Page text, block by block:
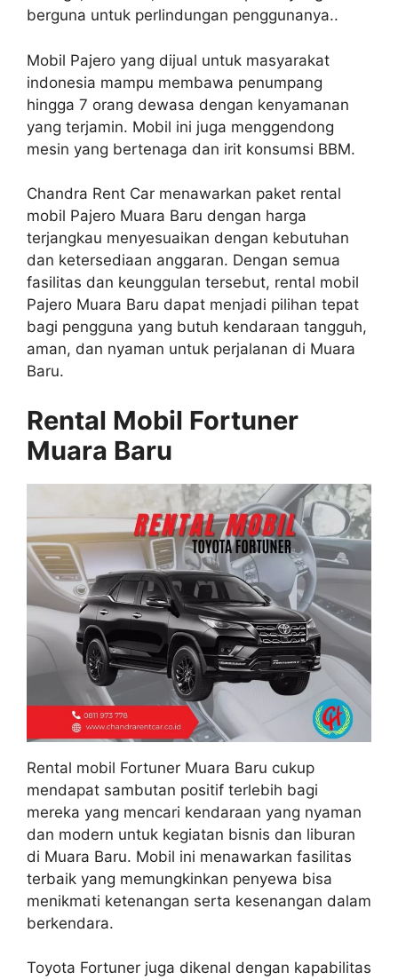
berguna untuk perlindungan penggunanya..
Mobil Pajero yang dijual untuk masyarakat
indonesia mampu membawa penumpang
hingga 7 orang dewasa dengan kenyamanan
yang terjamin. Mobil ini juga menggendong
mesin yang bertenaga dan irit konsumsi BBM.
Chandra Rent Car menawarkan paket rental
mobil Pajero Muara Baru dengan harga
terjangkau menyesuaikan dengan kebutuhan
dan ketersediaan anggaran. Dengan semua
fasilitas dan keunggulan tersebut, rental mobil
Pajero Muara Baru dapat menjadi pilihan tepat
bagi pengguna yang butuh kendaraan tangguh,
aman, dan nyaman untuk perjalanan di Muara
Baru.
Rental Mobil Fortuner
Muara Baru
Rental mobil Fortuner Muara Baru cukup
mendapat sambutan positif terlebih bagi
mereka yang mencari kendaraan yang nyaman
dan modern untuk kegiatan bisnis dan liburan
di Muara Baru. Mobil ini menawarkan fasilitas
terbaik yang memungkinkan penyewa bisa
menikmati ketenangan serta kesenangan dalam
berkendara.
Toyota Fortuner juga dikenal dengan kapabilitas